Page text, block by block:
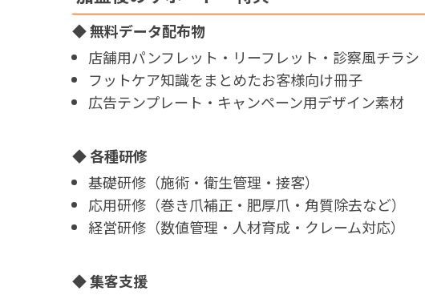
◆ 無料データ配布物
店舗用パンフレット・リーフレット・診察風チラシ
フットケア知識をまとめたお客様向け冊子
広告テンプレート・キャンペーン用デザイン素材
◆ 各種研修
基礎研修（施術・衛生管理・接客）
応用研修（巻き爪補正・肥厚爪・角質除去など）
経営研修（数値管理・人材育成・クレーム対応）
◆ 集客支援